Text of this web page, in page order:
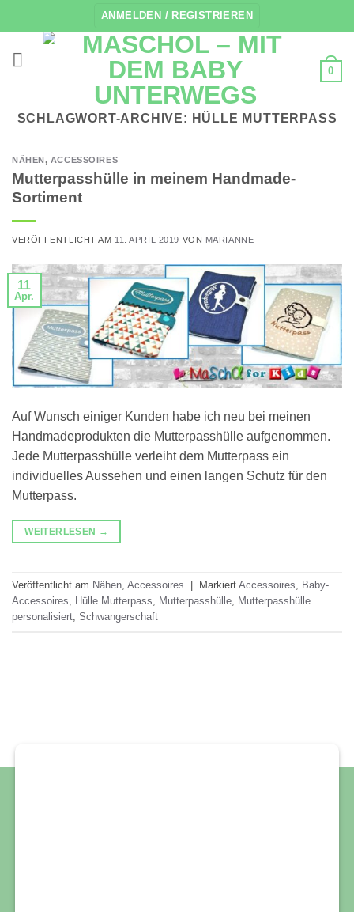
Inhalt
springen
ANMELDEN / REGISTRIEREN
0
SCHLAGWORT-ARCHIVE: HÜLLE MUTTERPASS
NÄHEN, ACCESSOIRES
Mutterpasshülle in meinem Handmade-
Sortiment
VERÖFFENTLICHT AM 11. APRIL 2019 VON MARIANNE
11
Apr.
Auf Wunsch einiger Kunden habe ich neu bei meinen
Handmadeprodukten die Mutterpasshülle aufgenommen.
Jede Mutterpasshülle verleiht dem Mutterpass ein
individuelles Aussehen und einen langen Schutz für den
Mutterpass.
WEITERLESEN →
Veröffentlicht am Nähen, Accessoires Markiert Accessoires, Baby-
Accessoires, Hülle Mutterpass, Mutterpasshülle, Mutterpasshülle
personalisiert, Schwangerschaft